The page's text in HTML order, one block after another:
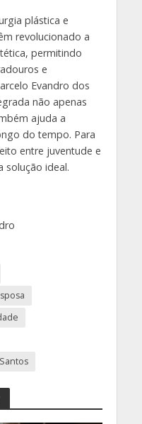
plástica e
revolucionado a
permitindo
e
Evandro dos
não apenas
ajuda a
do tempo. Para
entre juventude e
solução ideal.